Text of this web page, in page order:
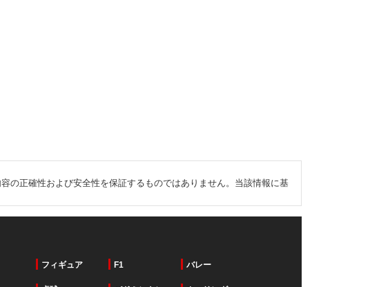
の正確性および安全性を保証するものではありません。当該情報に基
フィギュア F1 バレー